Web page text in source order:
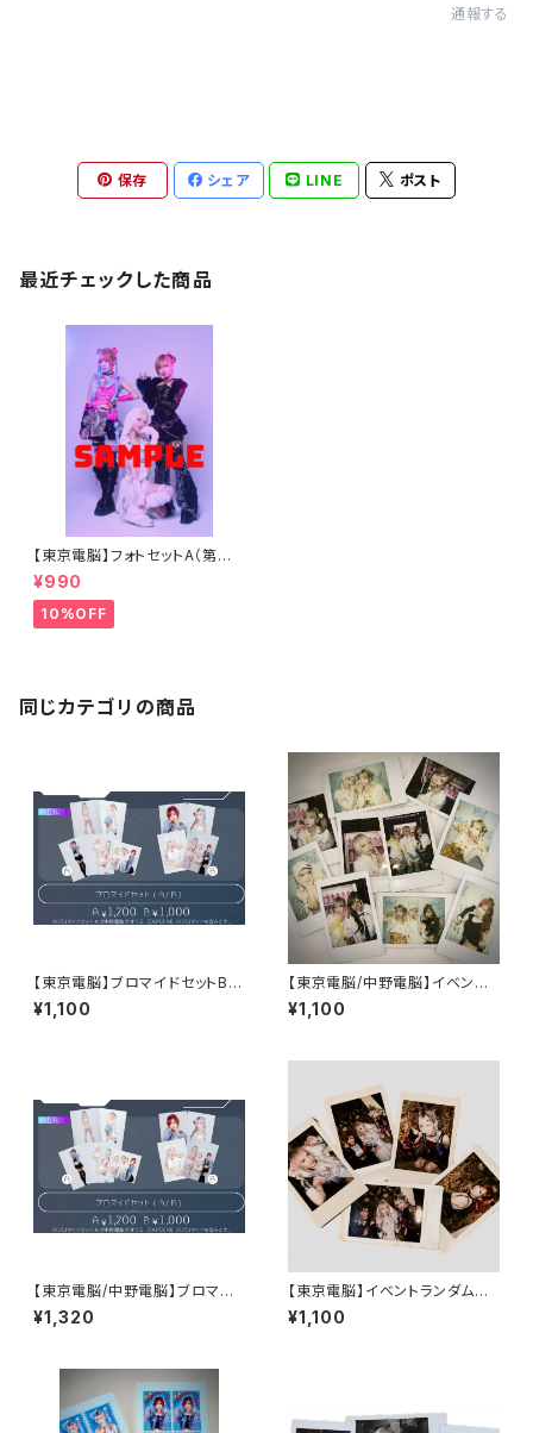
通報する
保存 シェア LINE ポスト
最近チェックした商品
【東京電脳】フォトセットA（第二
章ver.）
¥990
10%OFF
同じカテゴリの商品
【東京電脳】ブロマイドセットB N
EOKYO CRUISE ver.
¥1,100
【東京電脳/中野電脳】イベントラ
ンダムチェキ - 8/1,2 Lives I
n London -
¥1,100
【東京電脳/中野電脳】ブロマイ
ドセットA NEOKYO CRUISE v
er.
¥1,320
【東京電脳】イベントランダムチ
ェキ - 7/26 TRINITY LIVE
@東京キネマ倶楽部 -
¥1,100